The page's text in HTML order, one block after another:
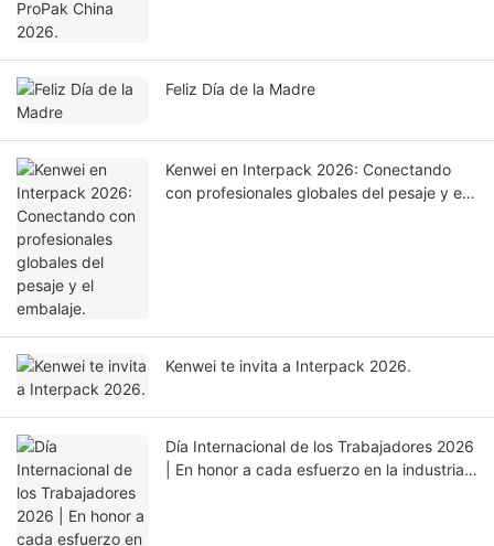
Feliz Día de la Madre
Kenwei en Interpack 2026: Conectando
con profesionales globales del pesaje y el
Kenwei te invita a Interpack 2026.
Día Internacional de los Trabajadores 2026
| En honor a cada esfuerzo en la industria